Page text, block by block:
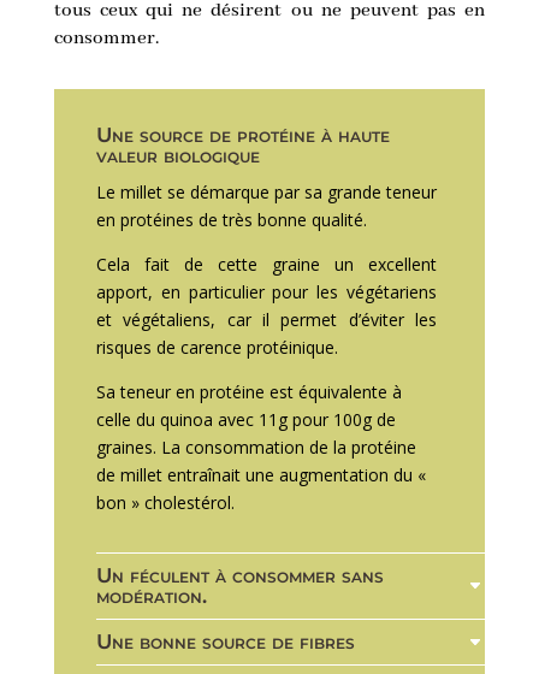
tous ceux qui ne désirent ou ne peuvent pas en
consommer.
Une source de protéine à haute
valeur biologique
Le millet se démarque par sa grande teneur
en protéines de très bonne qualité.
Cela fait de cette graine un excellent
apport, en particulier pour les végétariens
et végétaliens, car il permet d’éviter les
risques de carence protéinique.
Sa teneur en protéine est équivalente à
celle du quinoa avec 11g pour 100g de
graines. La consommation de la protéine
de millet entraînait une augmentation du «
bon » cholestérol.
Un féculent à consommer sans
modération.
Une bonne source de fibres